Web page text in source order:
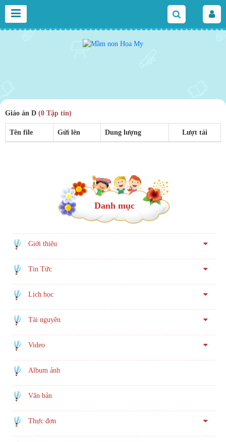
Giáo án D (0 Tập tin)
Tên file Gửi lên Dung lượng Lượt tải
Danh mục
Giới thiệu
Tin Tức
Lịch học
Tài nguyên
Video
Album ảnh
Văn bản
Thực đơn